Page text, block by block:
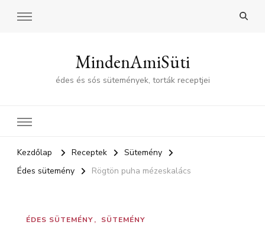
MindenAmiSüti
édes és sós sütemények, torták receptjei
Kezdőlap Receptek
Sütemény
Édes sütemény
Rögtön puha mézeskalács
ÉDES SÜTEMÉNY SÜTEMÉNY